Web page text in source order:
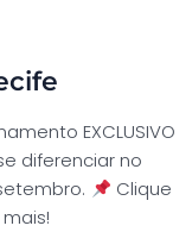
EXCLUSIVO
diferenciar no
Clique